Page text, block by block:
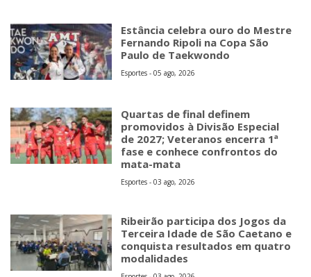
Estância celebra ouro do Mestre
Fernando Ripoli na Copa São
Paulo de Taekwondo
Esportes - 05 ago, 2026
Quartas de final definem
promovidos à Divisão Especial
de 2027; Veteranos encerra 1ª
fase e conhece confrontos do
mata-mata
Esportes - 03 ago, 2026
Ribeirão participa dos Jogos da
Terceira Idade de São Caetano e
conquista resultados em quatro
modalidades